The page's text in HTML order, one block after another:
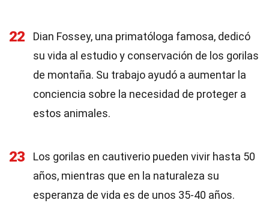
22
Dian Fossey, una primatóloga famosa, dedicó
su vida al estudio y conservación de los gorilas
de montaña. Su trabajo ayudó a aumentar la
conciencia sobre la necesidad de proteger a
estos animales.
23
Los gorilas en cautiverio pueden vivir hasta 50
años, mientras que en la naturaleza su
esperanza de vida es de unos 35-40 años.